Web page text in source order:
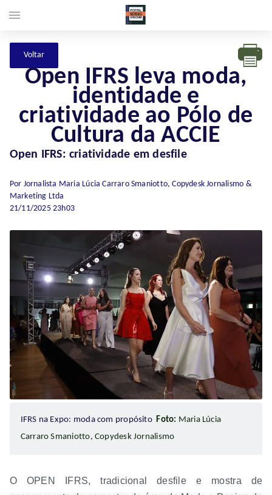
Open IFRS leva moda,
identidade e
criatividade ao Pólo de
Cultura da ACCIE
Open IFRS: criatividade em desfile
Por Jornalista Maria Lúcia Carraro Smaniotto, Copydesk Jornalismo &
Marketing Ltda
21/11/2025 23h03
IFRS na Expo: moda com propósito Foto: Maria Lúcia
Carraro Smaniotto, Copydesk Jornalismo
O OPEN IFRS, tradicional desfile e mostra de
menu